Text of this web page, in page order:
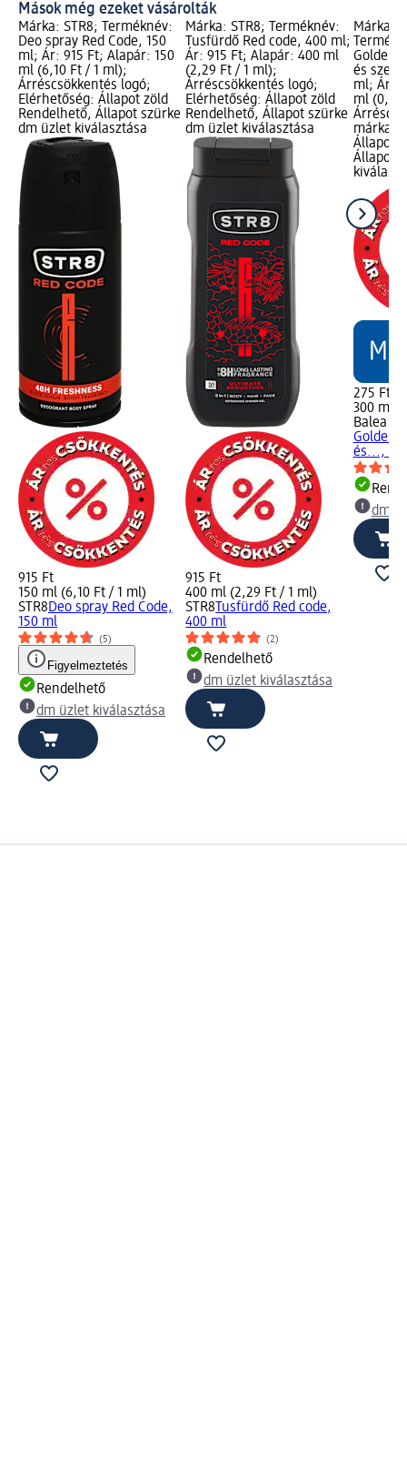
Mások még ezeket vásárolták
Márka: STR8; Terméknév:
Deo spray Red Code, 150
ml; Ár: 915 Ft; Alapár: 150
ml (6,10 Ft / 1 ml);
Árréscsökkentés logó;
Elérhetőség: Állapot zöld
Rendelhető, Állapot szürke
dm üzlet kiválasztása
915 Ft
150 ml (6,10 Ft / 1 ml)
STR8Deo spray Red Code,
150 ml
(5)
Figyelmeztetés
Rendelhető
dm üzlet kiválasztása
Márka: STR8; Terméknév:
Tusfürdő Red code, 400 ml;
Ár: 915 Ft; Alapár: 400 ml
(2,29 Ft / 1 ml);
Árréscsökkentés logó;
Elérhetőség: Állapot zöld
Rendelhető, Állapot szürke
dm üzlet kiválasztása
915 Ft
400 ml (2,29 Ft / 1 ml)
STR8 Tusfürdő Red code,
400 ml
(2)
Rendelhető
dm üzlet kiválasztása
Márka:
Golden
és
ml; Ár:
ml (0,92
márka
Állapot
Állapot
275 Ft
300 ml
Balea
Golden
és...,
dm